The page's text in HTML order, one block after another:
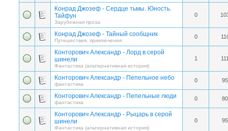
Конрад Джозеф - Сердце тьмы. Юность.
Тайфун
Зарубежная проза
0
Конрад Джозеф - Тайный сообщник
Путешествия, приключения
0
Конторович Александр - Лорд в серой
шинели
Фантастика (альтернативная история)
1
Конторович Александр - Пепельное небо
фантастика
0
Конторович Александр - Пепельные люди
фантастика
0
Конторович Александр - Рыцарь в серой
шинели
Фантастика (альтернативная история)
0